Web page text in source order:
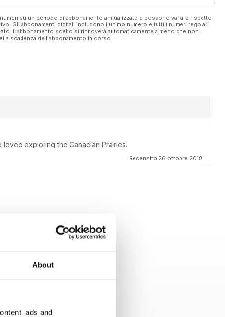
About
ads and
su un periodo di abbonamento annualizzato e possono variare rispetto
Gli abbonamenti digitali includono l'ultimo numero e tutti i numeri regolari
L'abbonamento scelto si rinnoverà automaticamente a meno che non
scadenza dell'abbonamento in corso.
loved exploring the Canadian Prairies.
Recensito 26 ottobre 2018